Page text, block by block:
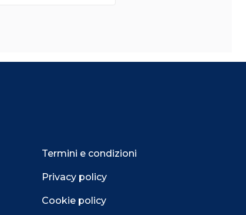
Termini e condizioni
Privacy policy
Cookie policy